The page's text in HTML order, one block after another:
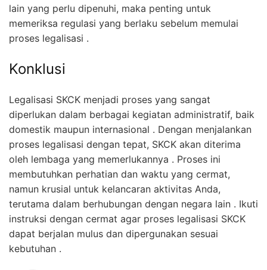
lain yang perlu dipenuhi, maka penting untuk
memeriksa regulasi yang berlaku sebelum memulai
proses legalisasi .
Konklusi
Legalisasi SKCK menjadi proses yang sangat
diperlukan dalam berbagai kegiatan administratif, baik
domestik maupun internasional . Dengan menjalankan
proses legalisasi dengan tepat, SKCK akan diterima
oleh lembaga yang memerlukannya . Proses ini
membutuhkan perhatian dan waktu yang cermat,
namun krusial untuk kelancaran aktivitas Anda,
terutama dalam berhubungan dengan negara lain . Ikuti
instruksi dengan cermat agar proses legalisasi SKCK
dapat berjalan mulus dan dipergunakan sesuai
kebutuhan .